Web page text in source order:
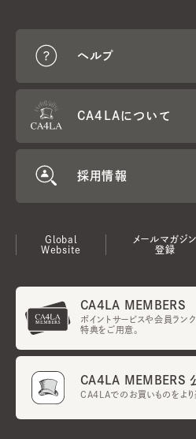
ヘルプ
CA4LAについて
採用情報
Global
Website
メールマガジン
登録
CA4LA MEMBERS
ポイントサービスや会員ラン
特典をご用意。
CA4LA MEMBERS
CA4LAでのお買いものをより